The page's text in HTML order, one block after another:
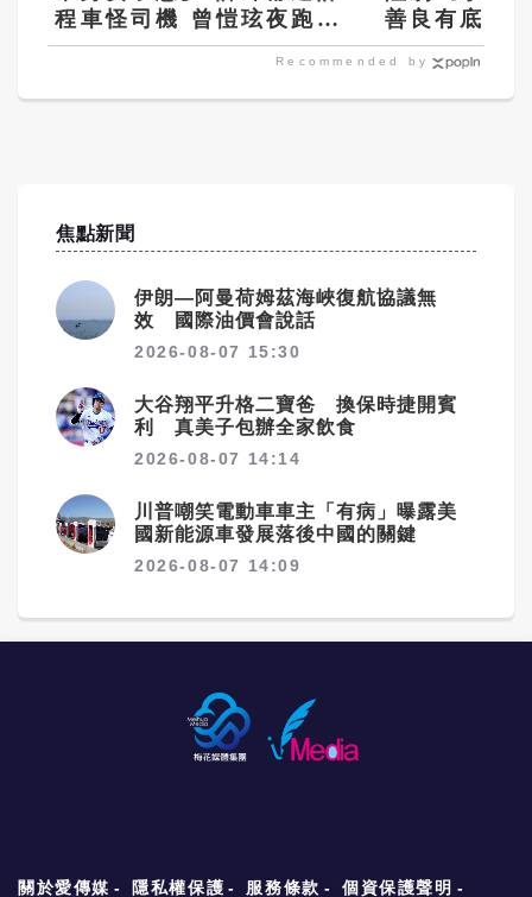
程車怪司機 曾愷玹夜跑有
尾隨者
善良有底線
商量
Recommended by
焦點新聞
伊朗—阿曼荷姆茲海峽復航協議無
效 國際油價會說話
2026-08-07 15:30
大谷翔平升格二寶爸 換保時捷開賓
利 真美子包辦全家飲食
2026-08-07 14:14
川普嘲笑電動車車主「有病」曝露美
國新能源車發展落後中國的關鍵
2026-08-07 14:09
關於愛傳媒 隱私權保護 服務條款 個資保護聲明